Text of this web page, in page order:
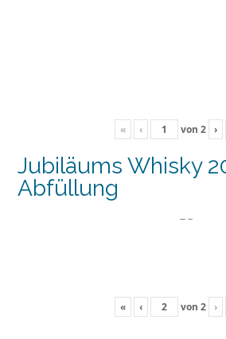
« ‹ von 2 ›
Jubiläums Whisky
Abfüllung
« ‹ von 2 ›